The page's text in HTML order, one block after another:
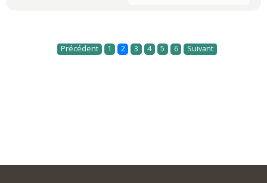
Précédent 1 2 3 4 5 6 Suivant